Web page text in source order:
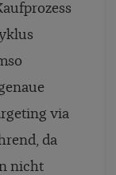
via
da
nicht